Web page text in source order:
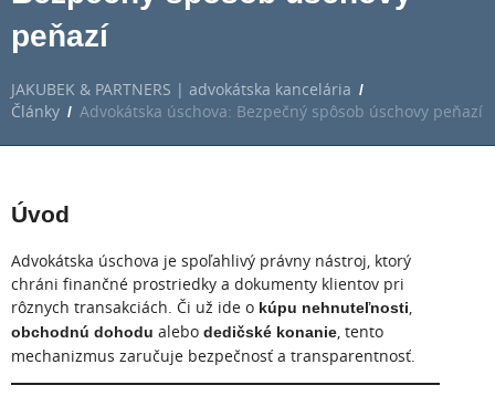
peňazí
JAKUBEK & PARTNERS | advokátska kancelária /
Články / Advokátska úschova: Bezpečný spôsob úschovy peňazí
Úvod
Advokátska úschova je spoľahlivý právny nástroj, ktorý
chráni finančné prostriedky a dokumenty klientov pri
rôznych transakciách. Či už ide o kúpu nehnuteľnosti,
obchodnú dohodu alebo dedičské konanie, tento
mechanizmus zaručuje bezpečnosť a transparentnosť.